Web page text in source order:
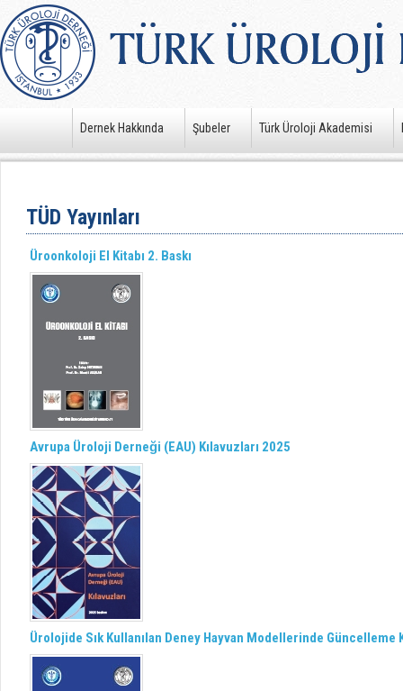
Dernek Hakkında Şubeler Türk Üroloji Akademisi
TÜD Yayınları
Üroonkoloji El Kitabı 2. Baskı
Avrupa Üroloji Derneği (EAU) Kılavuzları 2025
Ürolojide Sık Kullanılan Deney Hayvan Modellerinde Güncelleme